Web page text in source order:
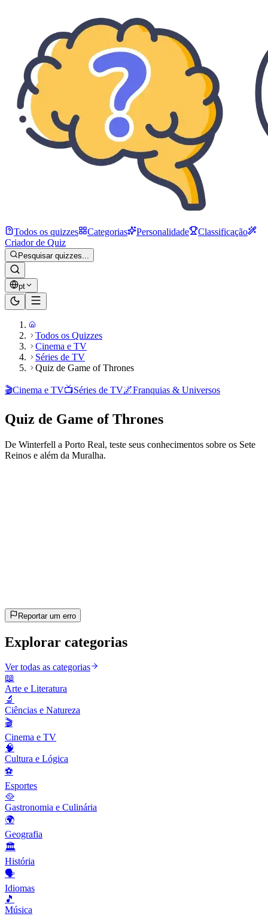
Todos os quizzes Categorias Personalidade
Classificação
Criador de Quiz
Pesquisar quizzes...
pt
Todos os Quizzes
Cinema e TV
Séries de TV
Quiz de Game of Thrones
🎬Cinema e TV📺Séries de TV🌌Franquias & Universos
Quiz de Game of Thrones
De Winterfell a Porto Real, teste seus conhecimentos sobre os Sete
Reinos e além da Muralha.
Reportar um erro
Explorar categorias
Ver todas as categorias
📖
Arte e Literatura
🔬
Ciências e Natureza
🎬
Cinema e TV
🧠
Cultura e Lógica
⚽
Esportes
🥘
Gastronomia e Culinária
🌍
Geografia
🏛️
História
🗣️
Idiomas
🎵
Música